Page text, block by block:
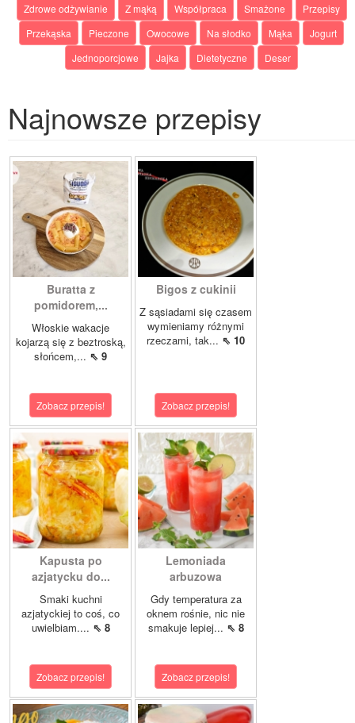
Zdrowe odżywianie Z mąką Współpraca Smażone
Przepisy
Przekąska
Pieczone Owocowe Na słodko Mąka
Jogurt
Jednoporcjowe
Jajka Dietetyczne Deser
Najnowsze przepisy
Buratta z
pomidorem,...
Włoskie wakacje
kojarzą się z beztroską,
słońcem,... ⇖ 9
Zobacz przepis!
Bigos z cukinii
Z sąsiadami się czasem
wymieniamy różnymi
rzeczami, tak... ⇖ 10
Zobacz przepis!
Kapusta po
azjatycku do...
Smaki kuchni
azjatyckiej to coś, co
uwielbiam.... ⇖ 8
Zobacz przepis!
Lemoniada
arbuzowa
Gdy temperatura za
oknem rośnie, nic nie
smakuje lepiej... ⇖ 8
Zobacz przepis!